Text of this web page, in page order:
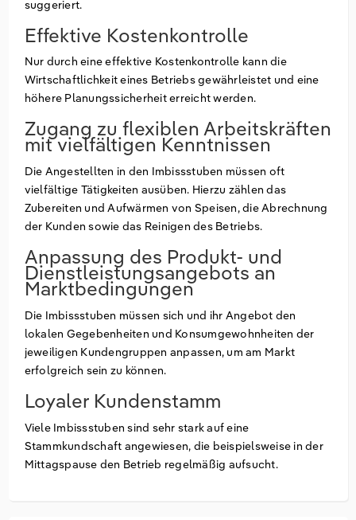
suggeriert.
Effektive Kostenkontrolle
Nur durch eine effektive Kostenkontrolle kann die
Wirtschaftlichkeit eines Betriebs gewährleistet und eine
höhere Planungssicherheit erreicht werden.
Zugang zu flexiblen Arbeitskräften
mit vielfältigen Kenntnissen
Die Angestellten in den Imbissstuben müssen oft
vielfältige Tätigkeiten ausüben. Hierzu zählen das
Zubereiten und Aufwärmen von Speisen, die Abrechnung
der Kunden sowie das Reinigen des Betriebs.
Anpassung des Produkt- und
Dienstleistungsangebots an
Marktbedingungen
Die Imbissstuben müssen sich und ihr Angebot den
lokalen Gegebenheiten und Konsumgewohnheiten der
jeweiligen Kundengruppen anpassen, um am Markt
erfolgreich sein zu können.
Loyaler Kundenstamm
Viele Imbissstuben sind sehr stark auf eine
Stammkundschaft angewiesen, die beispielsweise in der
Mittagspause den Betrieb regelmäßig aufsucht.